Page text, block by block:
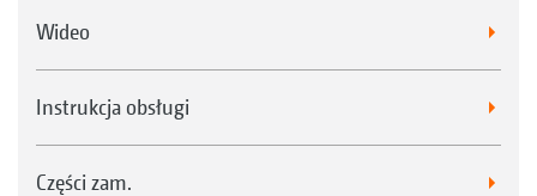
Wideo
Instrukcja obsługi
Części zam.